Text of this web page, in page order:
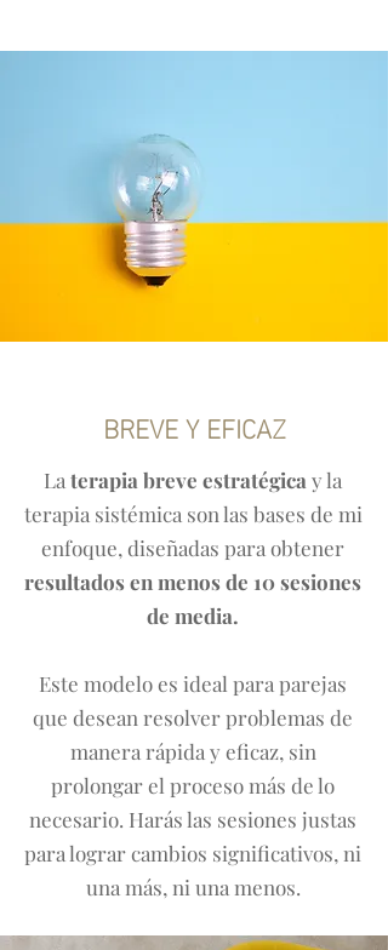
BREVE Y EFICAZ
La terapia breve estratégica y la
terapia sistémica son las bases de mi
enfoque, diseñadas para obtener
resultados en menos de 10 sesiones
de media.
Este modelo es ideal para parejas
que desean resolver problemas de
manera rápida y eficaz, sin
prolongar el proceso más de lo
necesario. Harás las sesiones justas
para lograr cambios significativos, ni
una más, ni una menos.